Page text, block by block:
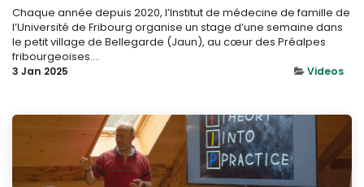
Chaque année depuis 2020, l’Institut de médecine de famille de
l’Université de Fribourg organise un stage d’une semaine dans
le petit village de Bellegarde (Jaun), au cœur des Préalpes
fribourgeoises....
3 Jan 2025 Videos